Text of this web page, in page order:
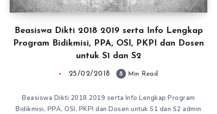
Beasiswa Dikti 2018 2019 serta Info Lengkap
Program Bidikmisi, PPA, OSI, PKPI dan Dosen
untuk S1 dan S2
25/02/2018 8 Min Read
Beasiswa Dikti 2018 2019 serta Info Lengkap Program
Bidikmisi, PPA, OSI, PKPI dan Dosen untuk S1 dan S2 admin